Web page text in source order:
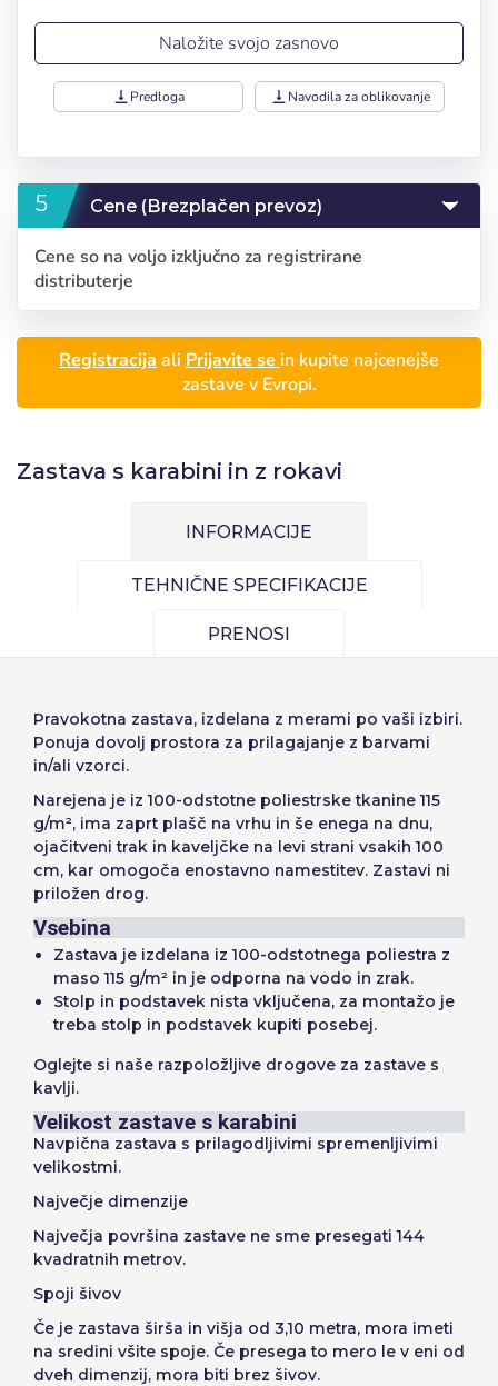
Prijava
Zapomni si geslo: Da
Ustvarjanje računa
Izberite svoj jezik
Deutsch
Italiano
Sverige
Slovenčina (Slovak)
Norway
Naložite svojo zasnovo
vertical_align_bottom Predloga vertical_align_bottom Navodila za oblikovanje
Cene (Brezplačen prevoz)
Cene so na voljo izključno za registrirane
distributerje
Registracija ali Prijavite se in kupite najcenejše
zastave v Evropi.
Zastava s karabini in z rokavi
INFORMACIJE
TEHNIČNE SPECIFIKACIJE
PRENOSI
Pravokotna zastava, izdelana z merami po vaši izbiri.
Ponuja dovolj prostora za prilagajanje z barvami
in/ali vzorci.
Narejena je iz 100-odstotne poliestrske tkanine 115
g/m², ima zaprt plašč na vrhu in še enega na dnu,
ojačitveni trak in kaveljčke na levi strani vsakih 100
cm, kar omogoča enostavno namestitev. Zastavi ni
priložen drog.
Vsebina
Zastava je izdelana iz 100-odstotnega poliestra z
maso 115 g/m² in je odporna na vodo in zrak.
Stolp in podstavek nista vključena, za montažo je
treba stolp in podstavek kupiti posebej.
Oglejte si naše razpoložljive drogove za zastave s
kavlji.
Velikost zastave s karabini
Navpična zastava s prilagodljivimi spremenljivimi
velikostmi.
Največje dimenzije
Največja površina zastave ne sme presegati 144
kvadratnih metrov.
Spoji šivov
Če je zastava širša in višja od 3,10 metra, mora imeti
na sredini všite spoje. Če presega to mero le v eni od
dveh dimenzij, mora biti brez šivov.
Precios por unidad
−1,00 €
Añadiendo producto al carrito
Espere, por favor